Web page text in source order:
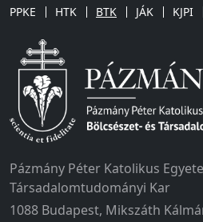
PPKE HTK BTK JÁK KJPI
Pázmány Péter Katolikus
Társadalomtudományi Kar
1088 Budapest, Mikszáth